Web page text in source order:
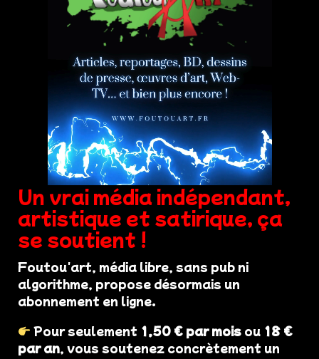
Un vrai média indépendant,
artistique et satirique, ça
se soutient !
Foutou'art, média libre, sans pub ni
algorithme, propose désormais un
abonnement en ligne.
Pour seulement 1,50 € par mois ou 18 €
par an, vous soutenez concrètement un